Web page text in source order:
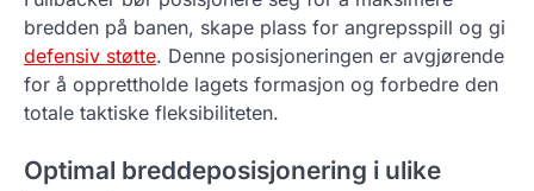
bredden på banen, skape plass for angrepsspill og gi
defensiv støtte. Denne posisjoneringen er avgjørende
for å opprettholde lagets formasjon og forbedre den
totale taktiske fleksibiliteten.
Optimal breddeposisjonering i ulike